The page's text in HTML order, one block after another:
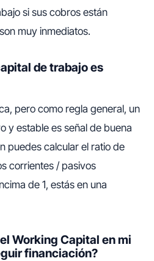
si sus cobros están
muy inmediatos.
de trabajo es
pero como regla general, un
y estable es señal de buena
puedes calcular el ratio de
corrientes / pasivos
de 1, estás en una
Working Capital en mi
financiación?